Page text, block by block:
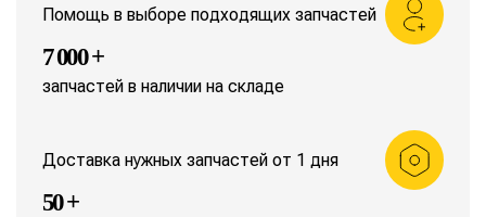
Помощь в выборе подходящих запчастей
7 000 +
запчастей в наличии на складе
Доставка нужных запчастей от 1 дня
50 +